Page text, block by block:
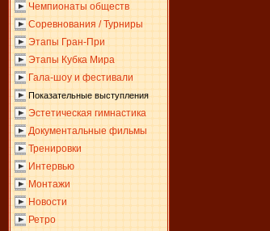
Чемпионаты обществ
Соревнования / Турниры
Этапы Гран-При
Этапы Кубка Мира
Гала-шоу и фестивали
Показательные выступления
Эстетическая гимнастика
Документальные фильмы
Тренировки
Интервью
Монтажи
Новости
Ретро